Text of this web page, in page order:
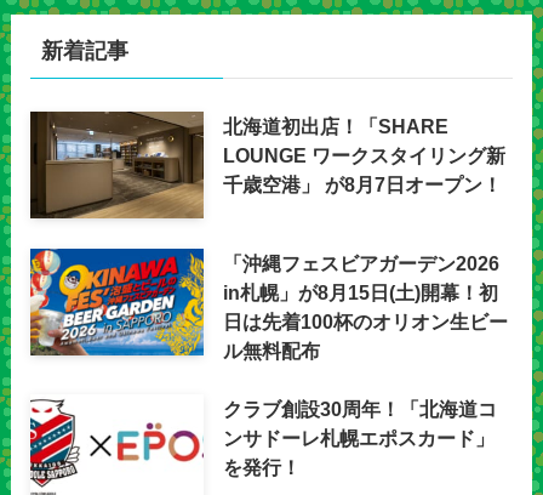
新着記事
北海道初出店！「SHARE
LOUNGE ワークスタイリング新
千歳空港」 が8月7日オープン！
「沖縄フェスビアガーデン2026
in札幌」が8月15日(土)開幕！初
日は先着100杯のオリオン生ビー
ル無料配布
クラブ創設30周年！「北海道コ
ンサドーレ札幌エポスカード」
を発行！